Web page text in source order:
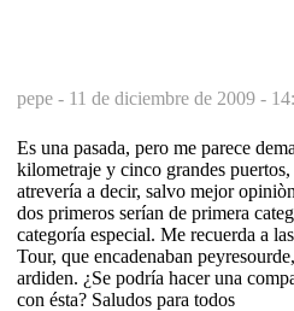
pepe - 11 de diciembre de 2009 -
Es una pasada, pero me parece
kilometraje y cinco grandes
atrevería a decir, salvo mejor
dos primeros serían de primera
categoría especial. Me recuerda a
Tour, que encadenaban
ardiden. ¿Se podría hacer una
con ésta? Saludos para todos